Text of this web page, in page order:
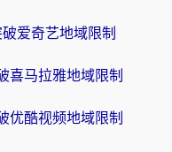
爱奇艺地域限制
喜马拉雅地域限制
优酷视频地域限制